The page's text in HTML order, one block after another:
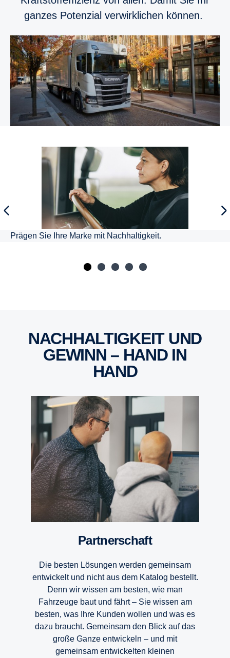
ganzes Potenzial verwirklichen können.
Prägen Sie Ihre Marke mit Nachhaltigkeit.
NACHHALTIGKEIT UND
GEWINN – HAND IN
HAND
Partnerschaft
Die besten Lösungen werden gemeinsam
entwickelt und nicht aus dem Katalog bestellt.
Denn wir wissen am besten, wie man
Fahrzeuge baut und fährt – Sie wissen am
besten, was Ihre Kunden wollen und was es
dazu braucht. Gemeinsam den Blick auf das
große Ganze entwickeln – und mit
gemeinsam entwickelten kleinen